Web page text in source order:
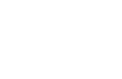
机的工作原理螺旋压榨机是一